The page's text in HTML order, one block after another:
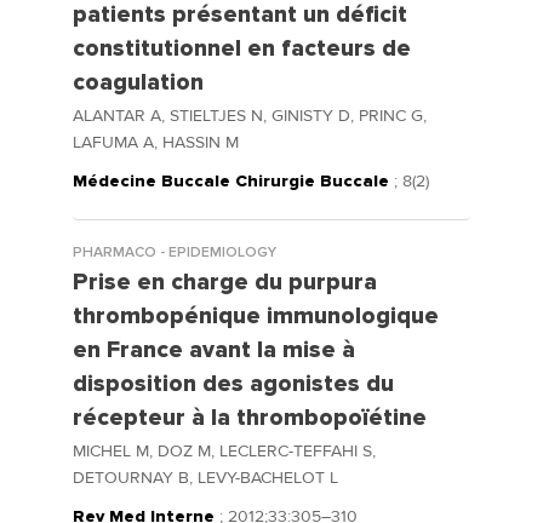
patients présentant un déficit
constitutionnel en facteurs de
coagulation
ALANTAR A, STIELTJES N, GINISTY D, PRINC G,
LAFUMA A, HASSIN M
Médecine Buccale Chirurgie Buccale ; 8(2)
PHARMACO - EPIDEMIOLOGY
Prise en charge du purpura
thrombopénique immunologique
en France avant la mise à
disposition des agonistes du
récepteur à la thrombopoïétine
MICHEL M, DOZ M, LECLERC-TEFFAHI S,
DETOURNAY B, LEVY-BACHELOT L
Rev Med Interne ; 2012;33:305–310